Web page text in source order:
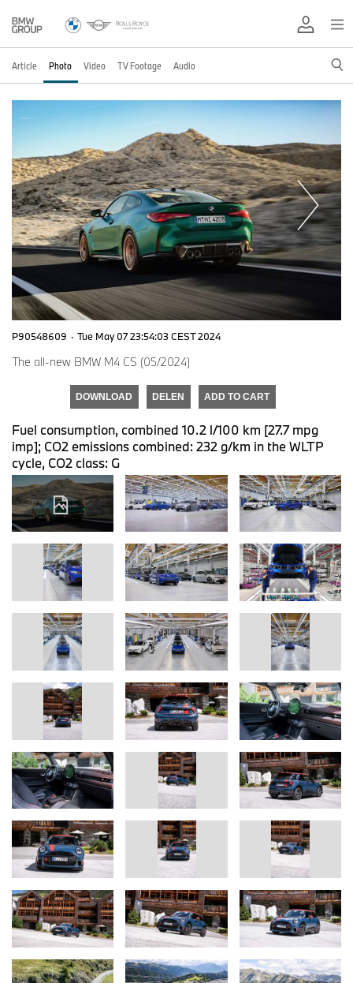
Article Photo Video TV Footage Audio
P90548609 · Tue May 07 23:54:03 CEST 2024
The all-new BMW M4 CS (05/2024)
DOWNLOAD DELEN ADD TO CART
Fuel consumption, combined 10.2 l/100 km [27.7 mpg
imp]; CO2 emissions combined: 232 g/km in the WLTP
cycle, CO2 class: G